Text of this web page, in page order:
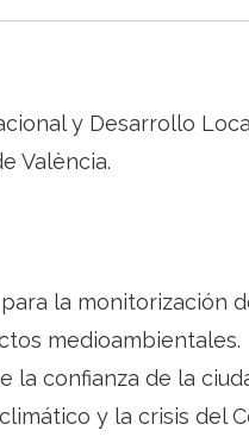
y Desarrollo
València.
la monitorización
medioambientales.
confianza de la
y la crisis del